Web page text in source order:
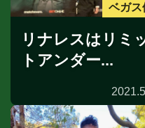
ベガス
リナレスはリミ
トアンダー...